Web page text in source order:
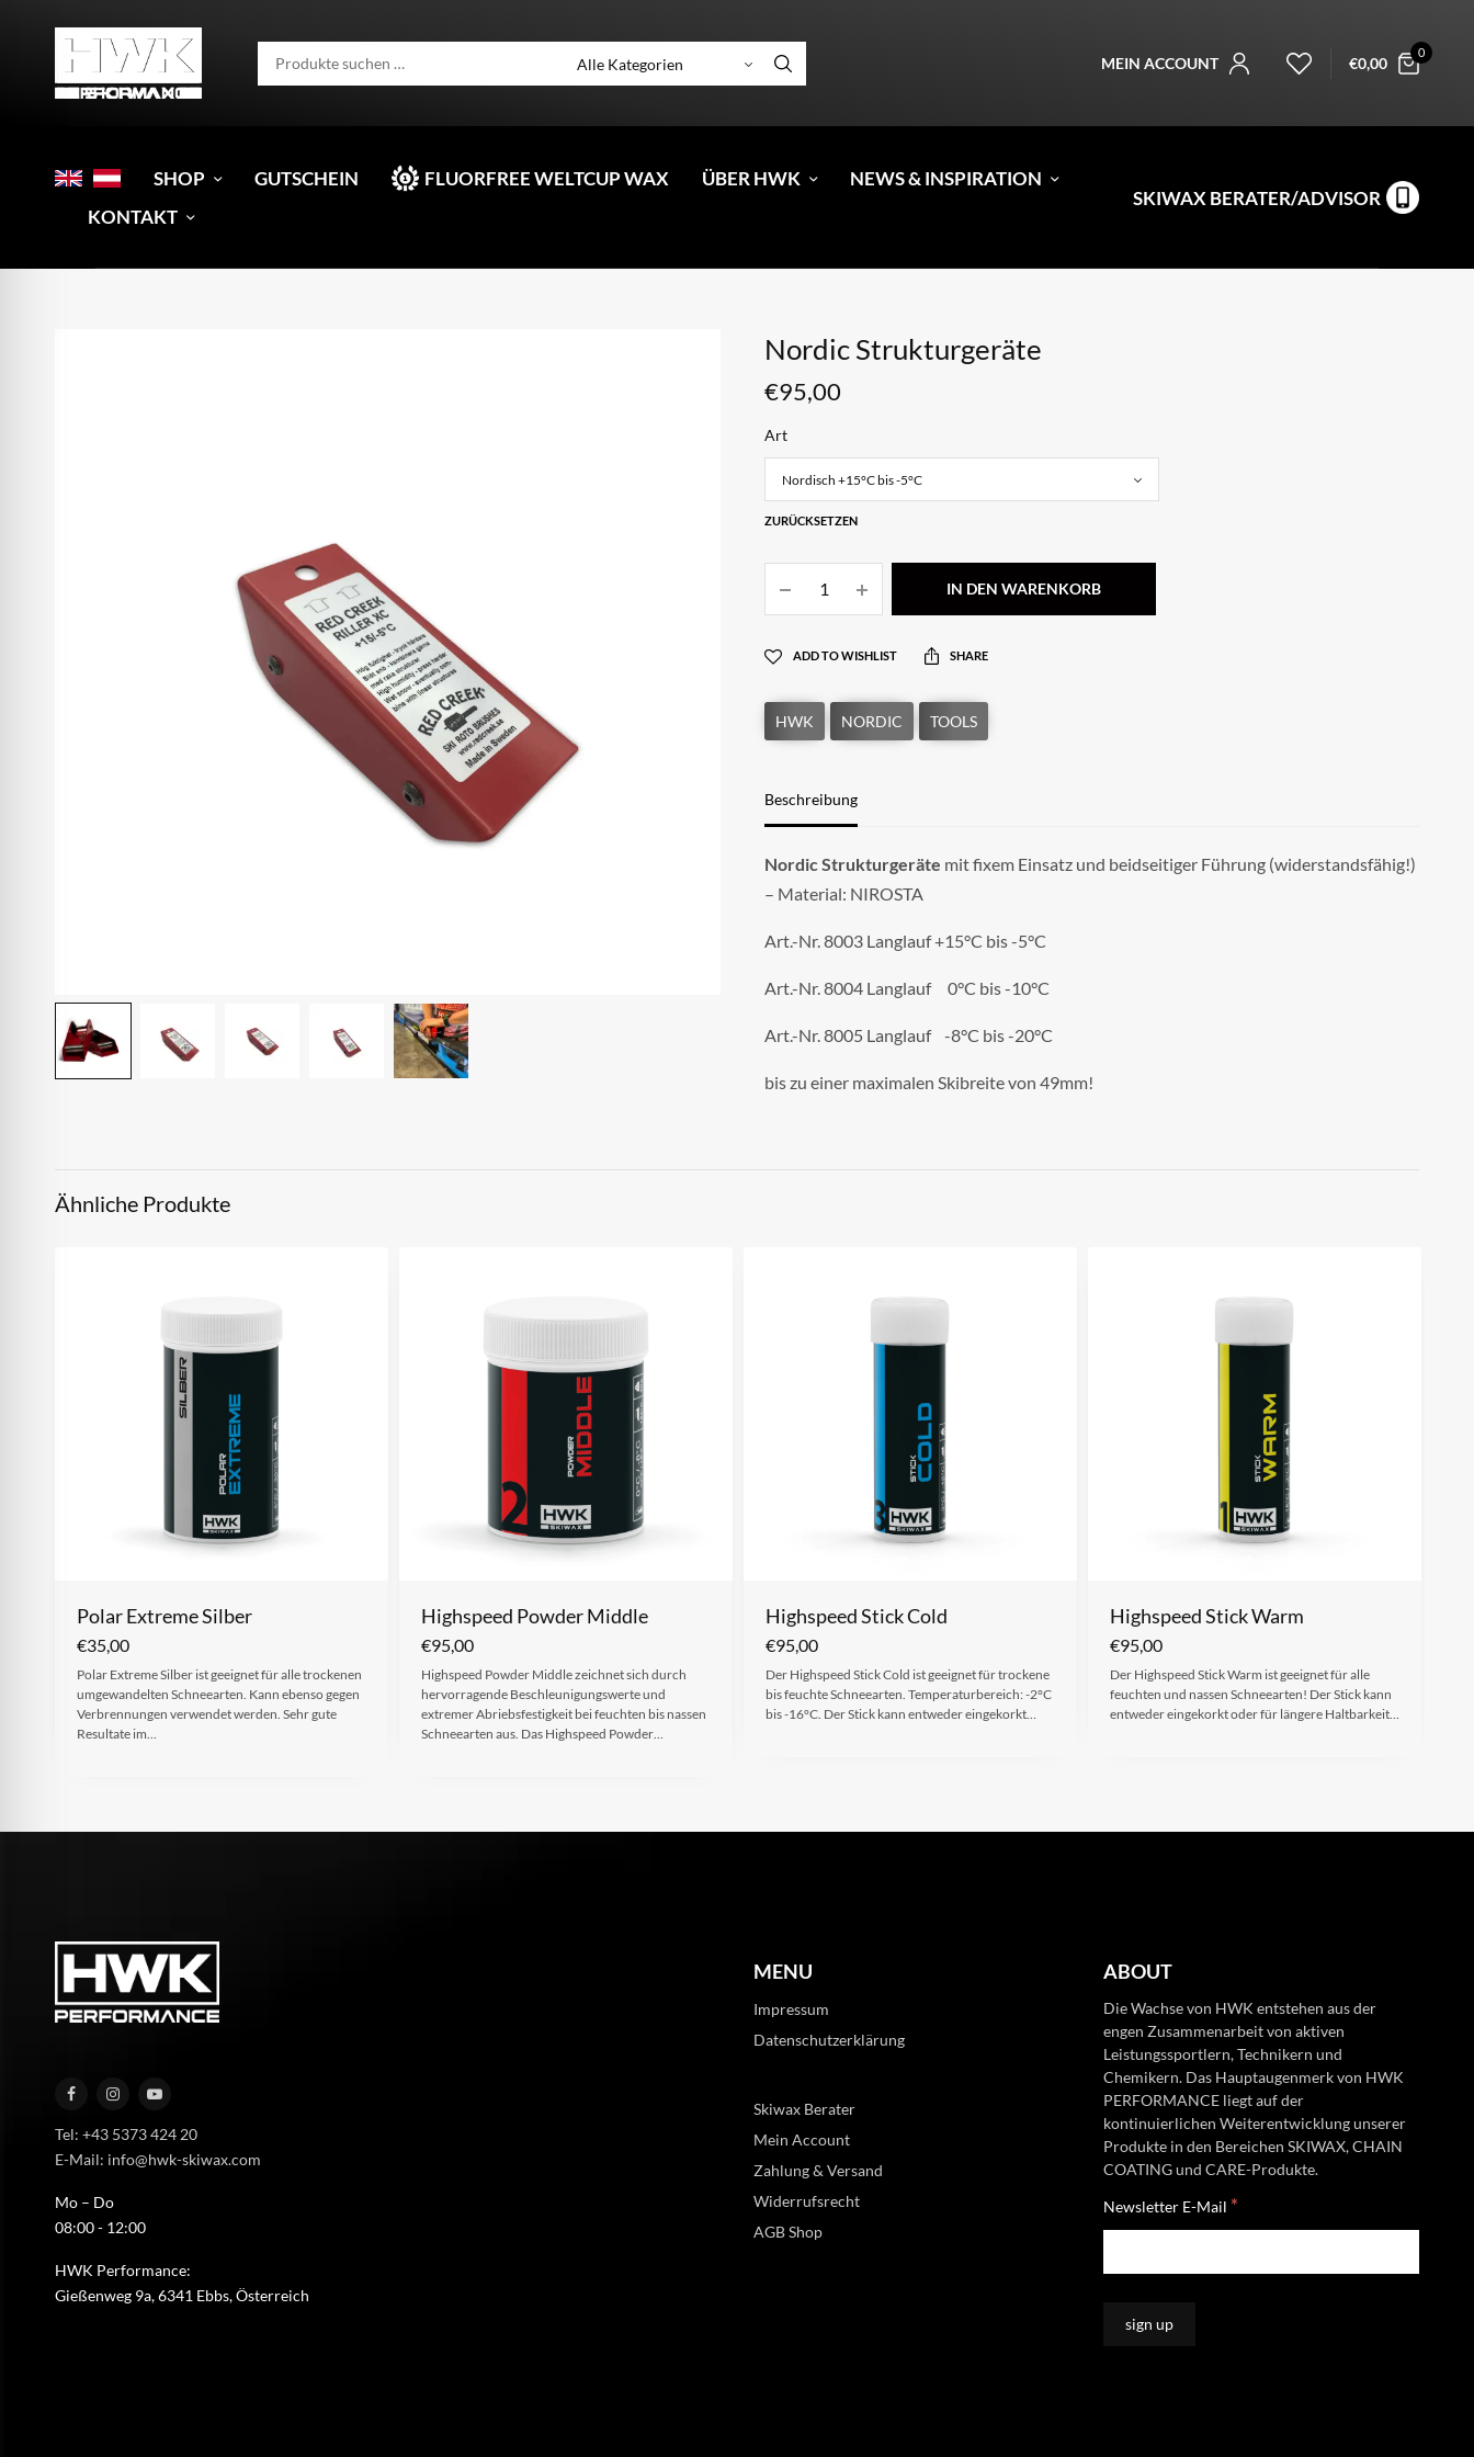
MEIN ACCOUNT €0,00
0
SHOP GUTSCHEIN FLUORFREE WELTCUP WAX ÜBER HWK
NEWS & INSPIRATION
KONTAKT
SKIWAX BERATER/ADVISOR
Nordic Strukturgeräte
€95,00
Art
ZURÜCKSETZEN
IN DEN WARENKORB
ADD TO WISHLIST SHARE
Beschreibung
Nordic Strukturgeräte mit fixem Einsatz und beidseitiger Führung (widerstandsfähig!)
– Material: NIROSTA
Art.-Nr. 8003 Langlauf +15°C bis -5°C
Art.-Nr. 8004 Langlauf 0°C bis -10°C
Art.-Nr. 8005 Langlauf -8°C bis -20°C
bis zu einer maximalen Skibreite von 49mm!
Ähnliche Produkte
Polar Extreme Silber
€35,00
Polar Extreme Silber ist geeignet für alle trockenen
umgewandelten Schneearten. Kann ebenso gegen
Verbrennungen verwendet werden. Sehr gute
Resultate im…
Highspeed Powder Middle
€95,00
Highspeed Powder Middle zeichnet sich durch
hervorragende Beschleunigungswerte und
extremer Abriebsfestigkeit bei feuchten bis nassen
Schneearten aus. Das Highspeed Powder…
Highspeed Stick Cold
€95,00
Der Highspeed Stick Cold ist geeignet für trockene
bis feuchte Schneearten. Temperaturbereich: -2°C
bis -16°C. Der Stick kann entweder eingekorkt…
Highspeed Stick Warm
€95,00
Der Highspeed Stick Warm ist geeignet für alle
feuchten und nassen Schneearten! Der Stick kann
entweder eingekorkt oder für längere Haltbarkeit…
Tel: +43 5373 424 20
E-Mail: info@hwk-skiwax.com
Mo – Do
08:00 - 12:00
HWK Performance:
Gießenweg 9a, 6341 Ebbs, Österreich
MENU
Impressum
Datenschutzerklärung
Skiwax Berater
Mein Account
Zahlung & Versand
Widerrufsrecht
AGB Shop
ABOUT
Die Wachse von HWK entstehen aus der
engen Zusammenarbeit von aktiven
Leistungssportlern, Technikern und
Chemikern. Das Hauptaugenmerk von HWK
PERFORMANCE liegt auf der
kontinuierlichen Weiterentwicklung unserer
Produkte in den Bereichen SKIWAX, CHAIN
COATING und CARE-Produkte.
Newsletter E-Mail *